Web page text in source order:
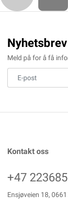
Nyhetsbrev
Meld på for å få
Kontakt oss
+47
Ensjøveien 18, 0661